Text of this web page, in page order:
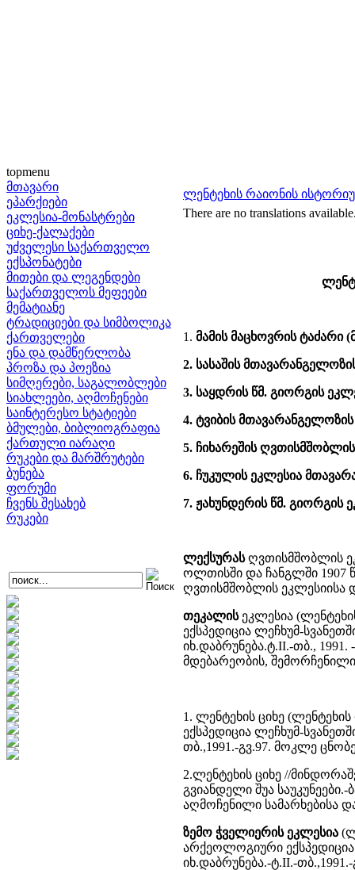
topmenu
მთავარი
ეპარქიები
ეკლესია-მონასტრები
ციხე-ქალაქები
უძველესი საქართველო
ექსპონატები
მითები და ლეგენდები
საქართველოს მეფეები
მემატიანე
ტრადიციები და სიმბოლიკა
ქართველები
ენა და დამწერლობა
პროზა და პოეზია
სიმღერები, საგალობლები
სიახლეები, აღმოჩენები
საინტერესო სტატიები
ბმულები, ბიბლიოგრაფია
ქართული იარაღი
რუკები და მარშრუტები
ბუნება
ფორუმი
ჩვენს შესახებ
რუკები
ლენტეხის რაიონის
There are no translations
1. მამის მაცხოვრის ტაძარი
2. სასაშის
3. საყდრის წმ. გიორგის
4. ტვიბის
5. ჩიხარეშის
6. ჩუკულის ეკლესია
7. ჟახუნდერის წმ. გიორგის
ლექსურასღვთისმშობლის
ოლთისში და ჩანგლში 1907
ღვთისმშობლის ეკლესიისა
თეკალის ეკლესია
ექსპედიცია ლეჩხუმ-
იხ.დაბრუნება.ტ.II.-თბ., 1991.
მდებარეობის,
1. ლენტეხის ციხე
ექსპედიცია ლეჩხუმ-
თბ.,1991.-გვ.97. მოკლე
2.ლენტეხის ციხე //
გვიანდელი შუა
აღმოჩენილი სამარხებისა
ზემო ჭველიერის ეკლესია
არქეოლოგიური ექსპედიცია
იხ.დაბრუნება.-ტ.II.-